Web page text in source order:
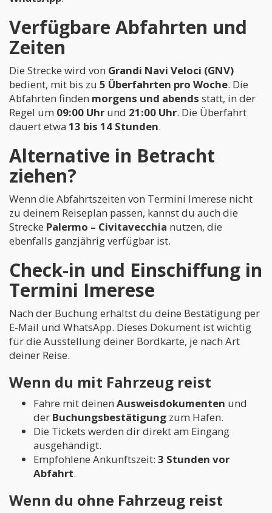
Verfügbare Abfahrten und
Zeiten
Die Strecke wird von Grandi Navi Veloci (GNV)
bedient, mit bis zu 5 Überfahrten pro Woche. Die
Abfahrten finden morgens und abends statt, in der
Regel um 09:00 Uhr und 21:00 Uhr. Die Überfahrt
dauert etwa 13 bis 14 Stunden.
Alternative in Betracht
ziehen?
Wenn die Abfahrtszeiten von Termini Imerese nicht
zu deinem Reiseplan passen, kannst du auch die
Strecke Palermo – Civitavecchia nutzen, die
ebenfalls ganzjährig verfügbar ist.
Check-in und Einschiffung in
Termini Imerese
Nach der Buchung erhältst du deine Bestätigung per
E-Mail und WhatsApp. Dieses Dokument ist wichtig
für die Ausstellung deiner Bordkarte, je nach Art
deiner Reise.
Wenn du mit Fahrzeug reist
Fahre mit deinen Ausweisdokumenten und
der Buchungsbestätigung zum Hafen.
Die Tickets werden dir direkt am Eingang
ausgehändigt.
Empfohlene Ankunftszeit: 3 Stunden vor
Abfahrt.
Wenn du ohne Fahrzeug reist